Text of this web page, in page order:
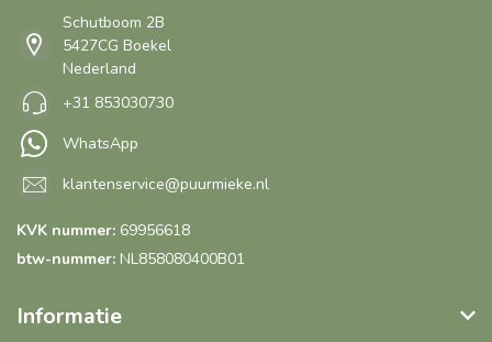
Schutboom 2B
5427CG Boekel
Nederland
+31 853030730
WhatsApp
klantenservice@puurmieke.nl
KVK nummer: 69956618
btw-nummer: NL858080400B01
Informatie